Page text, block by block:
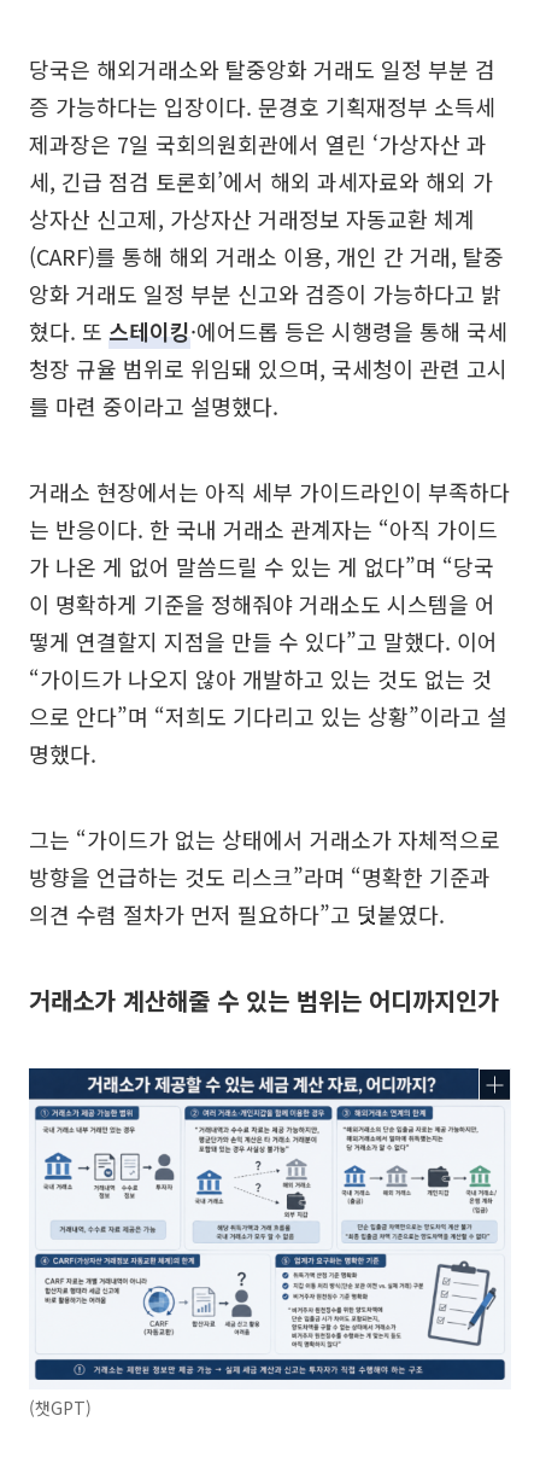
당국은 해외거래소와 탈중앙화 거래도 일정 부분 검
증 가능하다는 입장이다. 문경호 기획재정부 소득세
제과장은 7일 국회의원회관에서 열린 ‘가상자산 과
세, 긴급 점검 토론회’에서 해외 과세자료와 해외 가
상자산 신고제, 가상자산 거래정보 자동교환 체계
(CARF)를 통해 해외 거래소 이용, 개인 간 거래, 탈중
앙화 거래도 일정 부분 신고와 검증이 가능하다고 밝
혔다. 또 스테이킹·에어드롭 등은 시행령을 통해 국세
청장 규율 범위로 위임돼 있으며, 국세청이 관련 고시
를 마련 중이라고 설명했다.
거래소 현장에서는 아직 세부 가이드라인이 부족하다
는 반응이다. 한 국내 거래소 관계자는 “아직 가이드
가 나온 게 없어 말씀드릴 수 있는 게 없다”며 “당국
이 명확하게 기준을 정해줘야 거래소도 시스템을 어
떻게 연결할지 지점을 만들 수 있다”고 말했다. 이어
“가이드가 나오지 않아 개발하고 있는 것도 없는 것
으로 안다”며 “저희도 기다리고 있는 상황”이라고 설
명했다.
그는 “가이드가 없는 상태에서 거래소가 자체적으로
방향을 언급하는 것도 리스크”라며 “명확한 기준과
의견 수렴 절차가 먼저 필요하다”고 덧붙였다.
거래소가 계산해줄 수 있는 범위는 어디까지인가
(챗GPT)